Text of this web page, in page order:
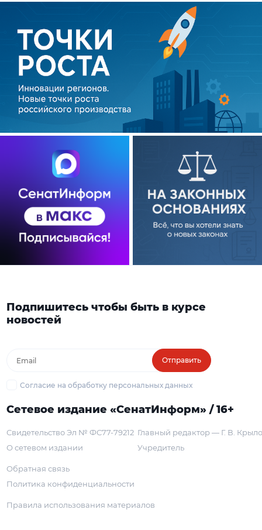
Подпишитесь чтобы быть в курсе
новостей
Отправить
Согласие на обработку персональных данных
Сетевое издание «СенатИнформ» / 16+
Свидетельство Эл № ФС77-79212
О сетевом издании
Главный редактор — Г. В.
Учредитель
Обратная связь
Политика конфиденциальности
Правила использования материалов